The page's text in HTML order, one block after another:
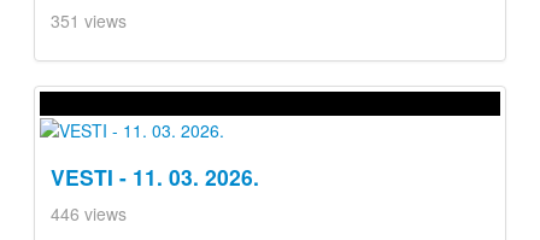
351 views
VESTI - 11. 03. 2026.
446 views